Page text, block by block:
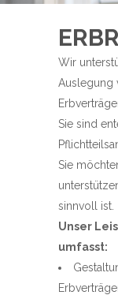
Wir
Auslegung
Sie sind
Sie
sinnvoll ist.
Unser
umfasst: